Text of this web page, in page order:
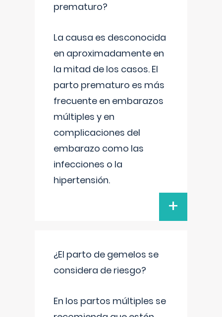
prematuro?
La causa es desconocida
en aproximadamente en
la mitad de los casos. El
parto prematuro es más
frecuente en embarazos
múltiples y en
complicaciones del
embarazo como las
infecciones o la
hipertensión.
+
¿El parto de gemelos se
considera de riesgo?
En los partos múltiples se